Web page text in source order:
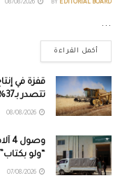
BY EDITORIAL BOARD
...
أكمل القراءة
تتصدر بـ37%
“ولو بكتاب”